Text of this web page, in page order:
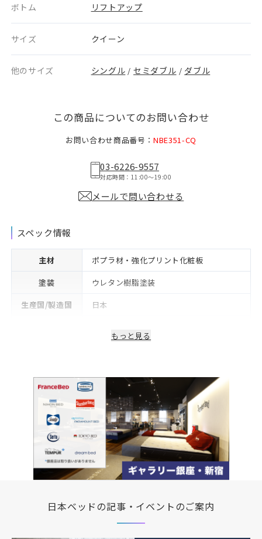
ボトム リフトアップ
サイズ クイーン
他のサイズ シングル / セミダブル / ダブル
この商品についてのお問い合わせ
お問い合わせ商品番号：NBE351-CQ
03-6226-9557
対応時間：11:00〜19:00
メールで問い合わせる
スペック情報
主材
ポプラ材・強化プリント化粧板
塗装
ウレタン樹脂塗装
生産国/製造国
日本
もっと見る
日本ベッドの記事・イベントのご案内